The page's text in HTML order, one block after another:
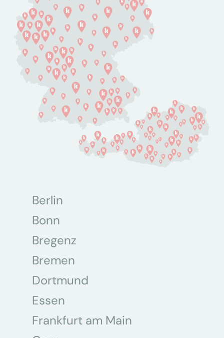
Berlin
Bonn
Bregenz
Bremen
Dortmund
Essen
Frankfurt am Main